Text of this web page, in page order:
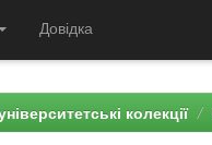
Довідка
колекції